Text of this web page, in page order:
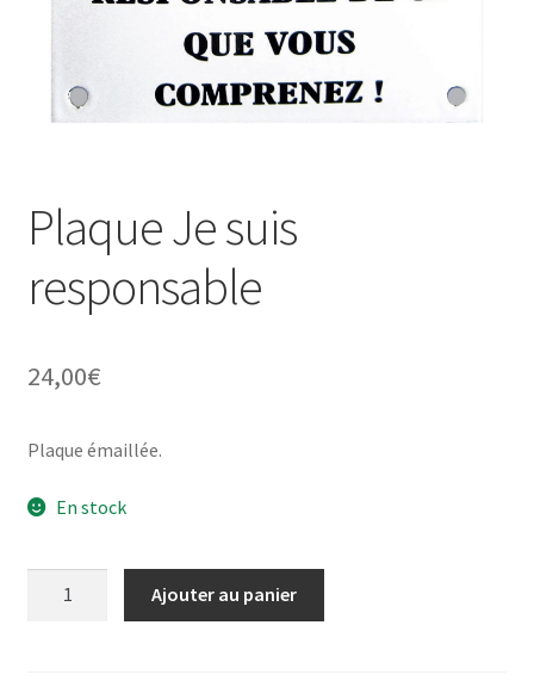
Plaque Je suis
responsable
24,00€
Plaque émaillée.
En stock
Ajouter au panier